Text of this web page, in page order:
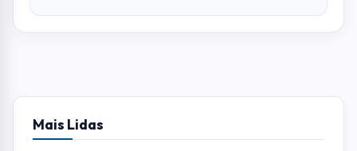
Mais Lidas